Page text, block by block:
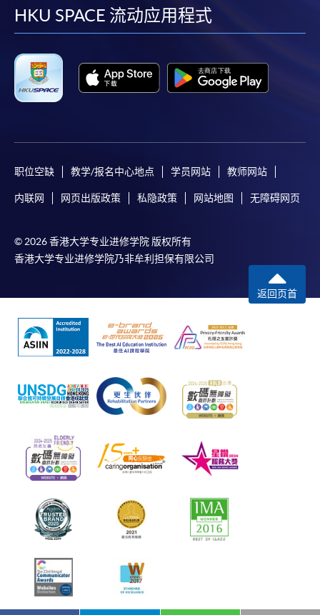
facebook
youtube
linkedin
HKU SPACE 流动应用程式
职位空缺 教学/报名中心地点 学员网站 教师网站
内联网 网页出版政策 私隐政策 网站地图 无障碍网页
© 2026 香港大学专业进修学院 版权所有
香港大学专业进修学院乃非牟利担保有限公司
返回页首